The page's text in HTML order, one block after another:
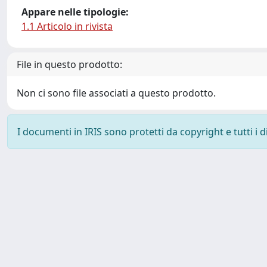
Appare nelle tipologie:
1.1 Articolo in rivista
File in questo prodotto:
Non ci sono file associati a questo prodotto.
I documenti in IRIS sono protetti da copyright e tutti i